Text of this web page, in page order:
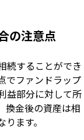
の注意点
続することができ
でファンドラップ
益部分に対して所
換金後の資産は相
ます。